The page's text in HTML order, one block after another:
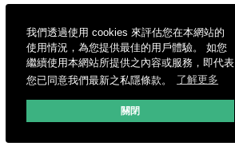
我們透過使用 cookies 來評估您在本網站的
使用情況，為您提供最佳的用戶體驗。 如您
繼續使用本網站所提供之內容或服務，即代表
您已同意我們最新之私隱條款。
了解更多
關閉